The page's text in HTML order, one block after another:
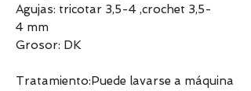
Agujas: tricotar 3,5-4 ,crochet 3,5-
4 mm
Grosor: DK
Tratamiento:Puede lavarse a máquina